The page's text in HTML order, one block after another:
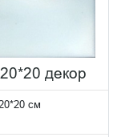
декор
см